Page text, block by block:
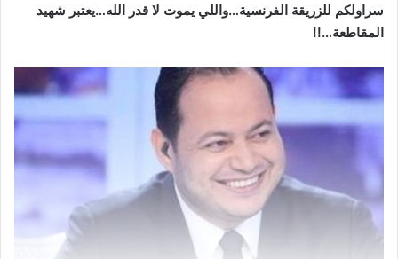
سراولكم للزريقة الفرنسية…واللي يموت لا قدر الله…يعتبر شهيد
المقاطعة…!!